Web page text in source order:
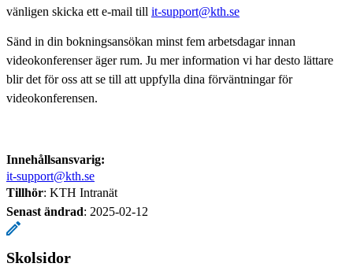
vänligen skicka ett e-mail till it-support@kth.se
Sänd in din bokningsansökan minst fem arbetsdagar innan
videokonferenser äger rum. Ju mer information vi har desto lättare
blir det för oss att se till att uppfylla dina förväntningar för
videokonferensen.
Innehållsansvarig:
it-support@kth.se
Tillhör: KTH Intranät
Senast ändrad: 2025-02-12
Skolsidor